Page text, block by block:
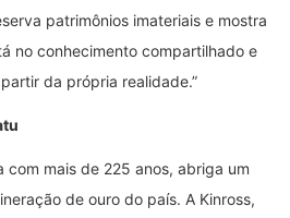
patrimônios imateriais e mostra
no conhecimento compartilhado e
da própria realidade.”
com mais de 225 anos, abriga um
de ouro do país. A Kinross,